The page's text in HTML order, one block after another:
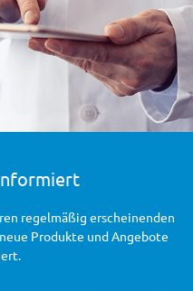
regelmäßig erscheinenden
Produkte und Angebote